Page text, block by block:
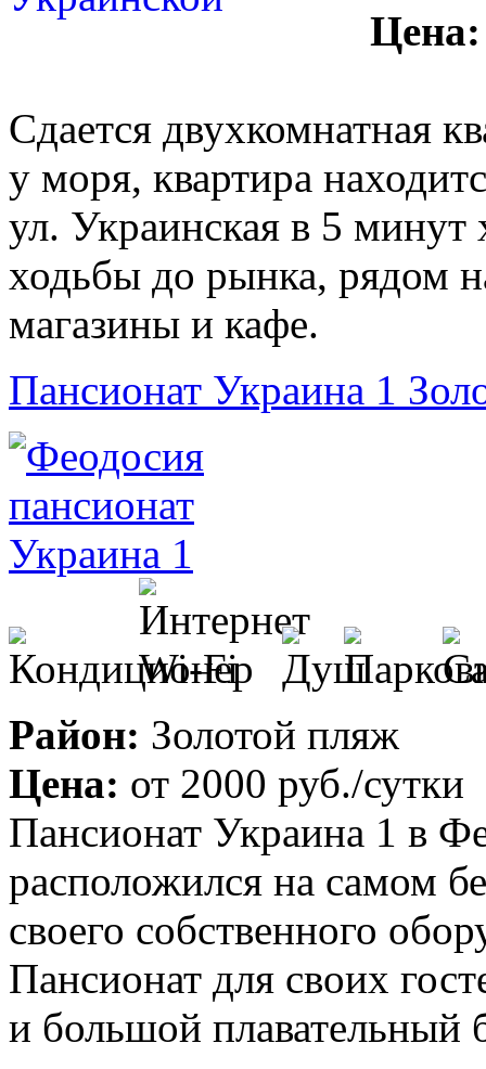
Цена:
Сдается двухкомнатная
у моря, квартира
ул. Украинская в 5
ходьбы до рынка, рядом
магазины и кафе.
Пансионат Украина 1
Район: Золотой пляж
Цена: от 2000 руб./сутки
Пансионат Украина 1 в
расположился на самом
своего собственного
Пансионат для своих
и большой плавательный